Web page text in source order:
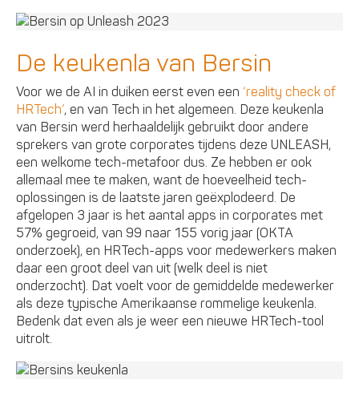
De keukenla van Bersin
Voor we de AI in duiken eerst even een ‘reality check of
HRTech’, en van Tech in het algemeen. Deze keukenla
van Bersin werd herhaaldelijk gebruikt door andere
sprekers van grote corporates tijdens deze UNLEASH,
een welkome tech-metafoor dus. Ze hebben er ook
allemaal mee te maken, want de hoeveelheid tech-
oplossingen is de laatste jaren geëxplodeerd. De
afgelopen 3 jaar is het aantal apps in corporates met
57% gegroeid, van 99 naar 155 vorig jaar (OKTA
onderzoek), en HRTech-apps voor medewerkers maken
daar een groot deel van uit (welk deel is niet
onderzocht). Dat voelt voor de gemiddelde medewerker
als deze typische Amerikaanse rommelige keukenla.
Bedenk dat even als je weer een nieuwe HRTech-tool
uitrolt.